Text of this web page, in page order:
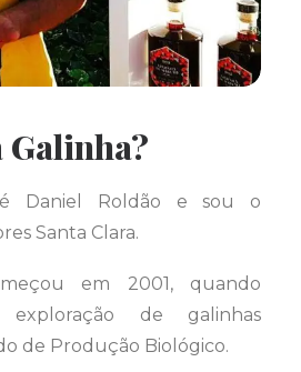
Galinha?
Daniel Roldão e sou o
Santa Clara.
em 2001, quando
de galinhas
de Produção Biológico.